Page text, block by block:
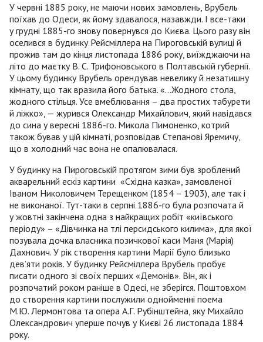
У червні 1885 року, не маючи нових замовлень, Врубель
поїхав до Одеси, як йому здавалося, назавжди. І все-таки
у грудні 1885-го знову повернувся до Києва. Цього разу він
оселився в будинку Рейсміллера на Пироговській вулиці й
прожив там до кінця листопада 1886 року, виїжджаючи на
літо до маєтку В. С. Трифоновського в Полтавській губернії.
У цьому будинку Врубель орендував невелику й незатишну
кімнату, що так вразила його батька. «…Жодного стола,
жодного стільця. Усе вмеблювання – два простих табурети
й ліжко», — журився Олександр Михайлович, який навідався
до сина у вересні 1886-го. Микола Пимоненко, котрий
також бував у цій кімнаті, розповідав Степанові Яремичу,
що в холодний час вона не опалювалася.
У будинку на Пироговській протягом зими був зроблений
акварельний ескіз картини «Східна казка», замовленої
Іваном Николовичем Терещенком (1854 – 1903), але так і
не виконаної. Тут-таки в серпні 1886-го була розпочата й
у жовтні закінчена одна з найкращих робіт «київського
періоду» – «Дівчинка на тлі персидського килима», для якої
позувала дочка власника позичкової каси Маня (Марія)
Дахнович. У рік створення картини Марії було близько
дев’яти років. У будинку Рейсміллера Врубель пробує
писати одного зі своїх перших «Демонів». Він, як і
розпочатий роком раніше в Одесі, не зберігся. Поштовхом
до створення картини послужили однойменні поема
М.Ю. Лермонтова та опера А.Г. Рубінштейна, яку Михайло
Олександрович уперше почув у Києві 26 листопада 1884
року.